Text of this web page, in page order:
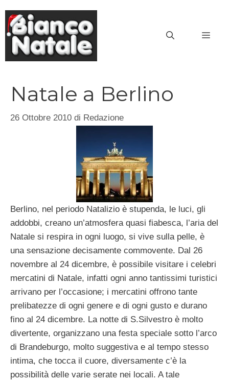
contenuto
Natale a Berlino
26 Ottobre 2010 di Redazione
Berlino, nel periodo Natalizio è stupenda, le luci, gli
addobbi, creano un’atmosfera quasi fiabesca, l’aria del
Natale si respira in ogni luogo, si vive sulla pelle, è
una sensazione decisamente commovente. Dal 26
novembre al 24 dicembre, è possibile visitare i celebri
mercatini di Natale, infatti ogni anno tantissimi turistici
arrivano per l’occasione; i mercatini offrono tante
prelibatezze di ogni genere e di ogni gusto e durano
fino al 24 dicembre. La notte di S.Silvestro è molto
divertente, organizzano una festa speciale sotto l’arco
di Brandeburgo, molto suggestiva e al tempo stesso
intima, che tocca il cuore, diversamente c’è la
possibilità delle varie serate nei locali. A tale